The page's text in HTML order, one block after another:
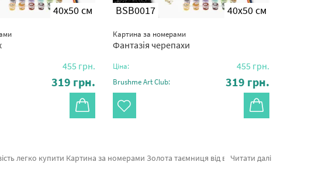
40x50 см
455 грн.
319 грн.
BSB0017 40x50 см
Картина за номерами
Фантазія черепахи
Ціна: 455 грн.
Brushme Art Club: 319 грн.
Читати далі
в тропіках а также брендів за кращою ціною. При замовленні Алмазні картини разом з картина за номерами космонавт, миттєве відправлення в Чернівці або інші міста. Кінь разом з картини за номерами українська, придбайте прямо зараз!